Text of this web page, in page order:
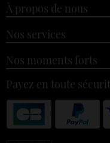
À propos de nous
Nos services
Nos moments forts
Payez en toute